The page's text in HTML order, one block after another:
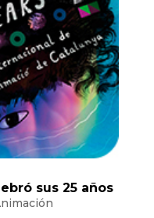
sus 25 años